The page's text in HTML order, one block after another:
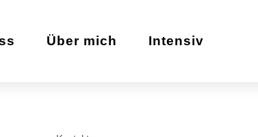
Über mich Intensiv